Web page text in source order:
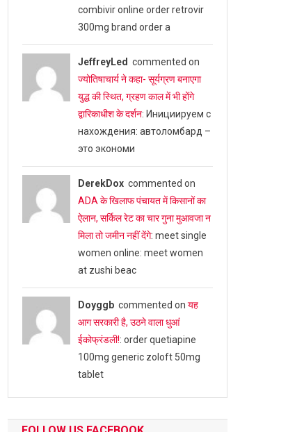
combivir online order retrovir
300mg brand order a
JeffreyLed commented on
ज्योतिषाचार्य ने कहा- सूर्यग्रण बनाएगा
युद्ध की स्थित, ग्रहण काल में भी होंगे
द्वारिकाधीश के दर्शन: Инициируем с
нахождения: автоломбард –
это экономи
DerekDoxcommented on
ADA के खिलाफ पंचायत में किसानों का
ऐलान, सर्किल रेट का चार गुना मुआवजा न
मिला तो जमीन नहीं देंगे: meet single
women online: meet women
at zushi beac
Doyggbcommented on यह
आग सरकारी है, उठने वाला धुआं
ईकोफ्रंडली!: order quetiapine
100mg generic zoloft 50mg
tablet